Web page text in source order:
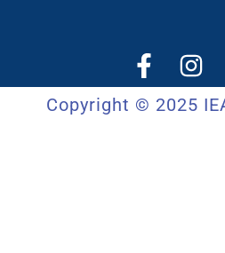
Copyright © 2025